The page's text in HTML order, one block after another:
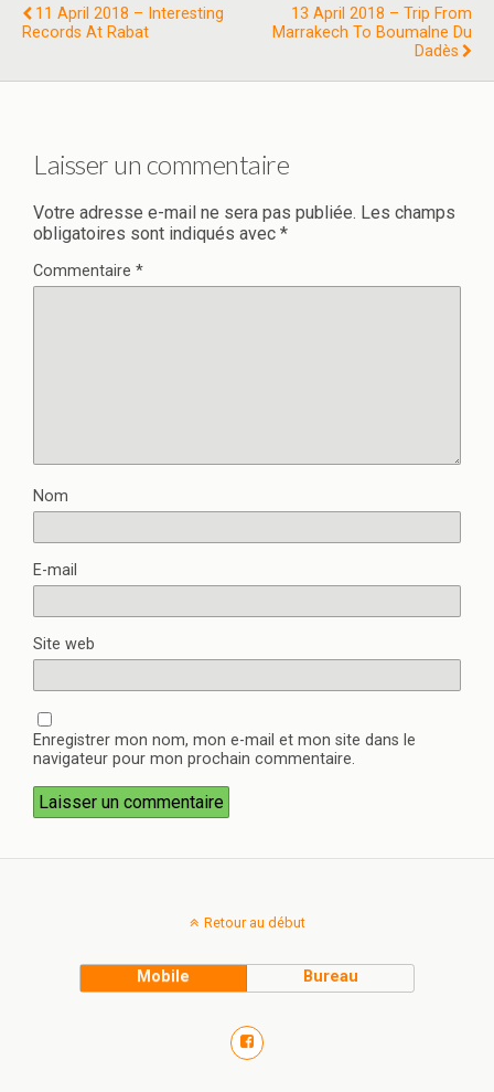
11 April 2018 – Interesting
Records At Rabat
13 April 2018 – Trip From
Marrakech To Boumalne Du
Dadès
Laisser un commentaire
Votre adresse e-mail ne sera pas publiée. Les champs
obligatoires sont indiqués avec *
Commentaire *
Nom
E-mail
Site web
Enregistrer mon nom, mon e-mail et mon site dans le
navigateur pour mon prochain commentaire.
Retour au début
Mobile Bureau